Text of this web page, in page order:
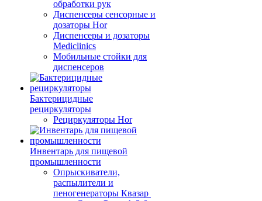
обработки рук
Диспенсеры сенсорные и
дозаторы Hor
Диспенсеры и дозаторы
Mediclinics
Мобильные стойки для
диспенсеров
Бактерицидные
рециркуляторы
Рециркуляторы Hor
Инвентарь для пищевой
промышленности
Опрыскиватели,
распылители и
пеногенераторы Квазар